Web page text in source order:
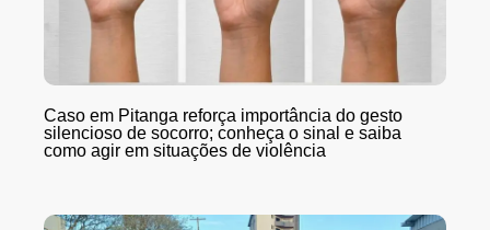
Caso em Pitanga reforça importância do gesto
silencioso de socorro; conheça o sinal e saiba
como agir em situações de violência